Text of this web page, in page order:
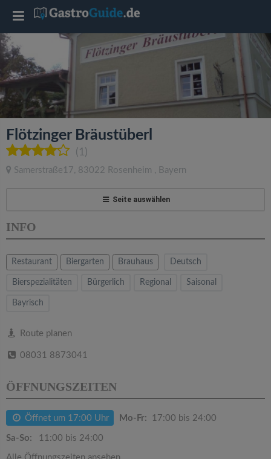
Flötzinger Bräustüberl
(1)
Samerstraße17, 83022 Rosenheim , Bayern
Seite auswählen
INFO
Restaurant Biergarten Brauhaus Deutsch
Bierspezialitäten Bürgerlich Regional Saisonal
Bayrisch
Route planen
08031 8873041
ÖFFNUNGSZEITEN
Öffnet um 17:00 Uhr Mo-Fr: 17:00 bis 24:00
Sa-So: 11:00 bis 24:00
T
g
g
l
e
a
v
i
g
t